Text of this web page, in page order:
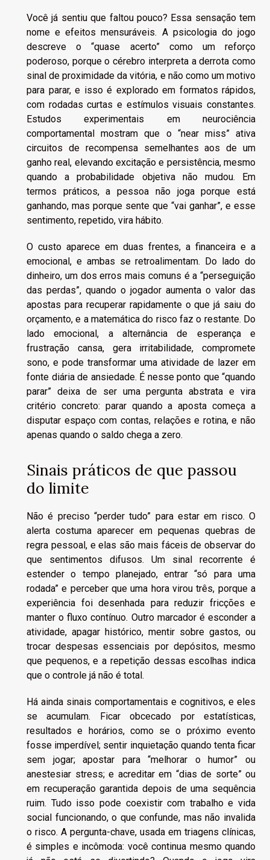
Você já sentiu que faltou pouco? Essa sensação tem
nome e efeitos mensuráveis. A psicologia do jogo
descreve o “quase acerto” como um reforço
poderoso, porque o cérebro interpreta a derrota como
sinal de proximidade da vitória, e não como um motivo
para parar, e isso é explorado em formatos rápidos,
com rodadas curtas e estímulos visuais constantes.
Estudos experimentais em neurociência
comportamental mostram que o “near miss” ativa
circuitos de recompensa semelhantes aos de um
ganho real, elevando excitação e persistência, mesmo
quando a probabilidade objetiva não mudou. Em
termos práticos, a pessoa não joga porque está
ganhando, mas porque sente que “vai ganhar”, e esse
sentimento, repetido, vira hábito.
O custo aparece em duas frentes, a financeira e a
emocional, e ambas se retroalimentam. Do lado do
dinheiro, um dos erros mais comuns é a “perseguição
das perdas”, quando o jogador aumenta o valor das
apostas para recuperar rapidamente o que já saiu do
orçamento, e a matemática do risco faz o restante. Do
lado emocional, a alternância de esperança e
frustração cansa, gera irritabilidade, compromete
sono, e pode transformar uma atividade de lazer em
fonte diária de ansiedade. É nesse ponto que “quando
parar” deixa de ser uma pergunta abstrata e vira
critério concreto: parar quando a aposta começa a
disputar espaço com contas, relações e rotina, e não
apenas quando o saldo chega a zero.
Sinais práticos de que passou
do limite
Não é preciso “perder tudo” para estar em risco. O
alerta costuma aparecer em pequenas quebras de
regra pessoal, e elas são mais fáceis de observar do
que sentimentos difusos. Um sinal recorrente é
estender o tempo planejado, entrar “só para uma
rodada” e perceber que uma hora virou três, porque a
experiência foi desenhada para reduzir fricções e
manter o fluxo contínuo. Outro marcador é esconder a
atividade, apagar histórico, mentir sobre gastos, ou
trocar despesas essenciais por depósitos, mesmo
que pequenos, e a repetição dessas escolhas indica
que o controle já não é total.
Há ainda sinais comportamentais e cognitivos, e eles
se acumulam. Ficar obcecado por estatísticas,
resultados e horários, como se o próximo evento
fosse imperdível; sentir inquietação quando tenta ficar
sem jogar; apostar para “melhorar o humor” ou
anestesiar stress; e acreditar em “dias de sorte” ou
em recuperação garantida depois de uma sequência
ruim. Tudo isso pode coexistir com trabalho e vida
social funcionando, o que confunde, mas não invalida
o risco. A pergunta-chave, usada em triagens clínicas,
é simples e incômoda: você continua mesmo quando